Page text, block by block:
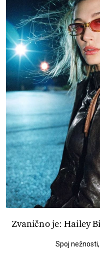
Zvanično je: Hailey
Spoj